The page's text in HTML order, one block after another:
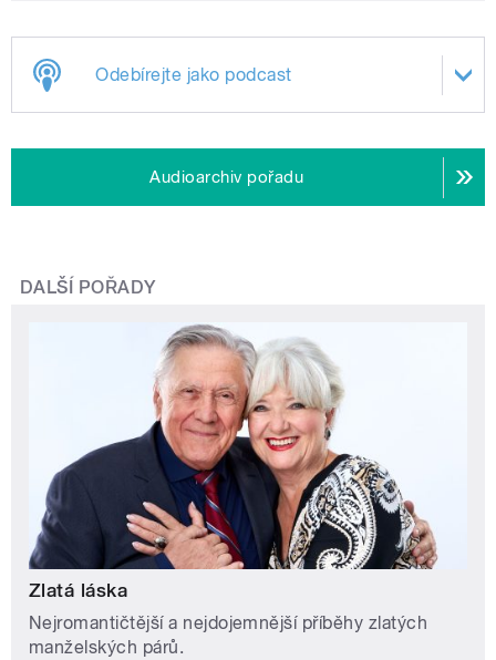
Odebírejte jako podcast
Audioarchiv pořadu
DALŠÍ POŘADY
Zlatá láska
Nejromantičtější a nejdojemnější příběhy zlatých
manželských párů.